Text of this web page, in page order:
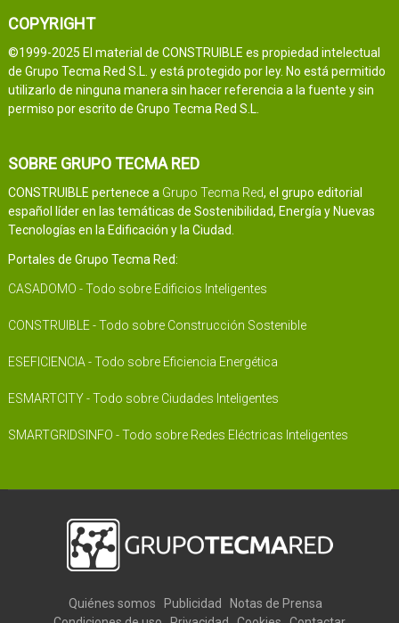
COPYRIGHT
©1999-2025 El material de CONSTRUIBLE es propiedad intelectual
de Grupo Tecma Red S.L. y está protegido por ley. No está permitido
utilizarlo de ninguna manera sin hacer referencia a la fuente y sin
permiso por escrito de Grupo Tecma Red S.L.
SOBRE GRUPO TECMA RED
CONSTRUIBLE pertenece a Grupo Tecma Red, el grupo editorial
español líder en las temáticas de Sostenibilidad, Energía y Nuevas
Tecnologías en la Edificación y la Ciudad.
Portales de Grupo Tecma Red:
CASADOMO - Todo sobre Edificios Inteligentes
CONSTRUIBLE - Todo sobre Construcción Sostenible
ESEFICIENCIA - Todo sobre Eficiencia Energética
ESMARTCITY - Todo sobre Ciudades Inteligentes
SMARTGRIDSINFO - Todo sobre Redes Eléctricas Inteligentes
Quiénes somos Publicidad
Notas de Prensa